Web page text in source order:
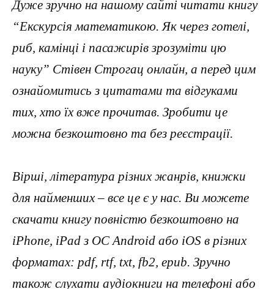
Дуже зручно на нашому сайті читати книгу
“Екскурсія математикою. Як через готелі,
риб, камінці і пасажирів зрозуміти цю
науку” Стівен Строгац онлайн, а перед цим
ознайомитись з цитатами та відгуками
тих, хто їх вже прочитав. Зробити це
можна безкоштовно та без реєстрації.
Вірші, література різних жанрів, книжки
для найменших – все це є у нас. Ви можете
скачати книгу повністю безкоштовно на
iPhone, iPad з ОС Android або iOS в різних
форматах: pdf, rtf, txt, fb2, epub. Зручно
також слухати аудіокниги на телефоні або